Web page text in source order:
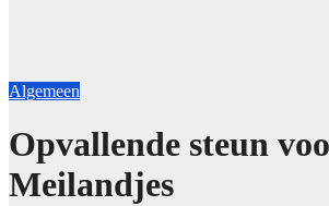
Algemeen
Opvallende steun
Meilandjes